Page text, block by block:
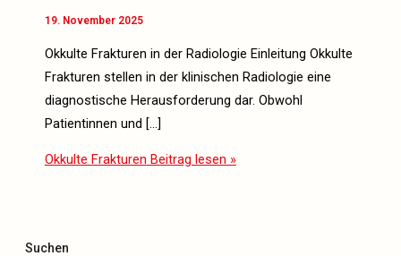
19. November 2025
Okkulte Frakturen in der Radiologie Einleitung Okkulte
Frakturen stellen in der klinischen Radiologie eine
diagnostische Herausforderung dar. Obwohl
Patientinnen und […]
Okkulte Frakturen Beitrag lesen »
Suchen